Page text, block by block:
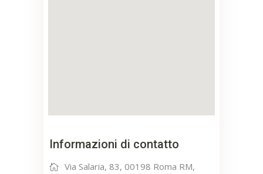
Informazioni di contatto
Via Salaria, 83, 00198 Roma RM,